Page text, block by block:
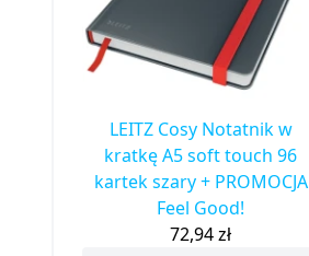
LEITZ Cosy Notatnik w
kratkę A5 soft touch 96
kartek szary + PROMOCJA
Feel Good!
72,94zł